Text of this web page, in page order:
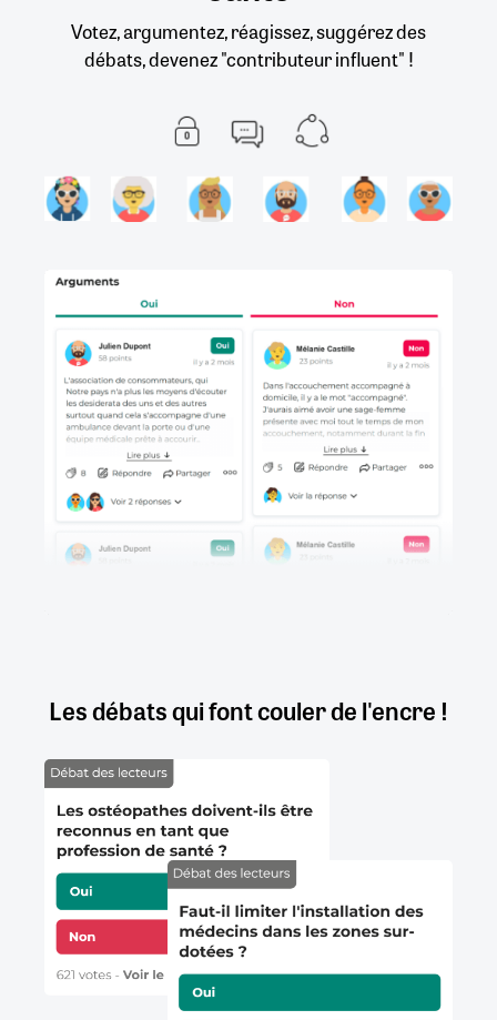
Votez, argumentez, réagissez, suggérez des
débats, devenez "contributeur influent" !
Les débats qui font couler de l'encre !